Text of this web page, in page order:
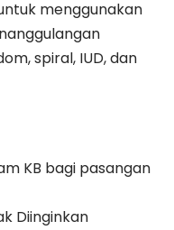
menggunakan
spiral, IUD, dan
KB bagi pasangan
Diinginkan